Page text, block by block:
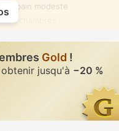
de bain modeste
chambres
Gold !
jusqu'à −20 %